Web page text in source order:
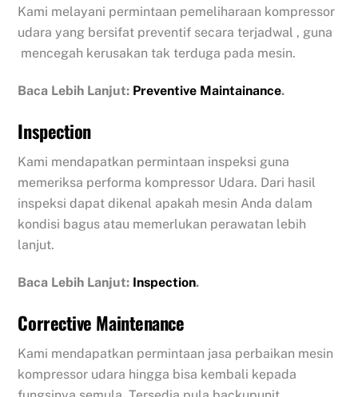
Kami melayani permintaan pemeliharaan kompressor
udara yang bersifat preventif secara terjadwal , guna
mencegah kerusakan tak terduga pada mesin.
Baca Lebih Lanjut: Preventive Maintainance.
Inspection
Kami mendapatkan permintaan inspeksi guna
memeriksa performa kompressor Udara. Dari hasil
inspeksi dapat dikenal apakah mesin Anda dalam
kondisi bagus atau memerlukan perawatan lebih
lanjut.
Baca Lebih Lanjut: Inspection.
Corrective Maintenance
Kami mendapatkan permintaan jasa perbaikan mesin
kompressor udara hingga bisa kembali kepada